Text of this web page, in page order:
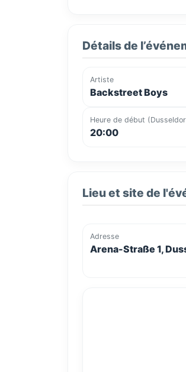
Détails de
Artiste
Backstreet Boys
Heure de début
20:00
Lieu et site de
Adresse
Arena-Straße 1,